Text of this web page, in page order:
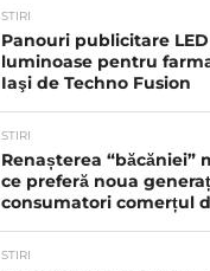
STIRI
Panouri publicitare
luminoase pentru
Iaşi de Techno Fusion
STIRI
Renașterea “băcăniei”
ce preferă noua
consumatori comerțul
STIRI